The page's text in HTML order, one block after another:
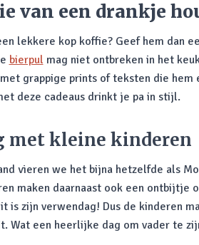
van een drankje
lekkere kop koffie? Geef hem dan
bierpul mag niet ontbreken in het
grappige prints of teksten die
deze cadeaus drinkt je pa in stijl.
met kleine kinderen
vieren we het bijna hetzelfde als
maken daarnaast ook een ontbijtje
zijn verwendag! Dus de kinderen
Wat een heerlijke dag om vader te